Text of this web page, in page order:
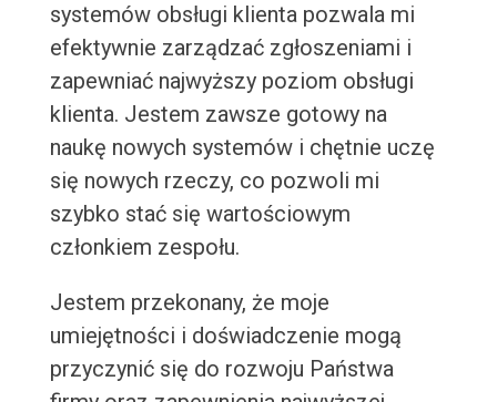
systemów obsługi klienta pozwala mi
efektywnie zarządzać zgłoszeniami i
zapewniać najwyższy poziom obsługi
klienta. Jestem zawsze gotowy na
naukę nowych systemów i chętnie uczę
się nowych rzeczy, co pozwoli mi
szybko stać się wartościowym
członkiem zespołu.
Jestem przekonany, że moje
umiejętności i doświadczenie mogą
przyczynić się do rozwoju Państwa